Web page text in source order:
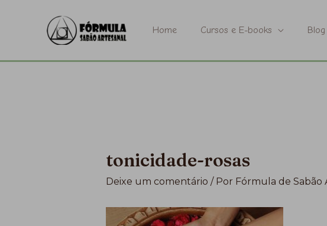
conteúdo
Home Cursos e E-books Blog
tonicidade-rosas
Deixe um comentário / Por Fórmula de Sabão